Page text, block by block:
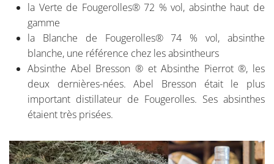
la Verte de Fougerolles® 72 % vol, absinthe haut de
gamme
la Blanche de Fougerolles® 74 % vol, absinthe
blanche, une référence chez les absintheurs
Absinthe Abel Bresson ® et Absinthe Pierrot ®, les
deux dernières-nées. Abel Bresson était le plus
important distillateur de Fougerolles. Ses absinthes
étaient très prisées.